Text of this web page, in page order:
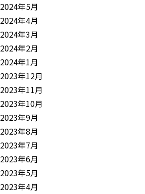
2024年5月
2024年4月
2024年3月
2024年2月
2024年1月
2023年12月
2023年11月
2023年10月
2023年9月
2023年8月
2023年7月
2023年6月
2023年5月
2023年4月